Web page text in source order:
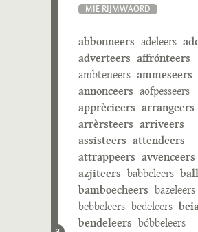
MIE RIJMWÄÖRD
abbonneers adeleers
adverteers affrónteers
ambteneers ammeseers
annonceers aofpesseers
apprècieers arrangeers
arrèrsteers arriveers
assisteers attendeers
attrappeers avvenceers
azjiteers babbeleers
bamboecheers bazeleers
bebbeleers bedeleers
bendeleers bóbbeleers